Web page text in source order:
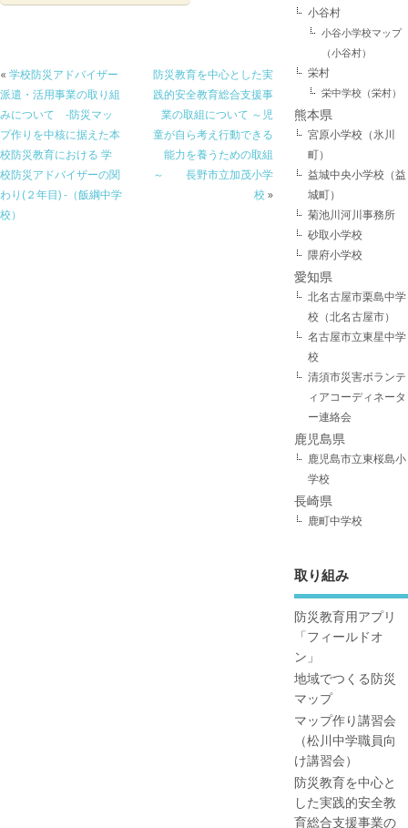
« 学校防災アドバイザー
派遣・活用事業の取り組
みについて -防災マッ
プ作りを中核に据えた本
校防災教育における 学
校防災アドバイザーの関
わり(２年目) -（飯綱中学
校）
防災教育を中心とした実
践的安全教育総合支援事
業の取組について ～児
童が自ら考え行動できる
能力を養うための取組
～ 長野市立加茂小学
校»
小谷村
小谷小学校マップ
（小谷村）
栄村
栄中学校（栄村）
熊本県
宮原小学校（氷川
町）
益城中央小学校（益
城町）
菊池川河川事務所
砂取小学校
隈府小学校
愛知県
北名古屋市栗島中学
校（北名古屋市）
名古屋市立東星中学
校
清須市災害ボランテ
ィアコーディネータ
ー連絡会
鹿児島県
鹿児島市立東桜島小
学校
長崎県
鹿町中学校
取り組み
防災教育用アプリ
「フィールドオ
ン」
地域でつくる防災
マップ
マップ作り講習会
（松川中学職員向
け講習会）
防災教育を中心と
した実践的安全教
育総合支援事業の